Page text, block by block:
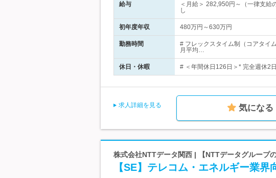
給与
＜月給＞ 282,950円～（一律支
し
初年度年収 480万円～630万円
勤務時間
# フレックスタイム制（コアタ
月平均…
休日・休暇 # ＜年間休日126日＞* 完全週休2
求人詳細を見る 気になる
株式会社NTTデータ関西 | 【NTTデータグループ
【SE】テレコム・エネルギー業